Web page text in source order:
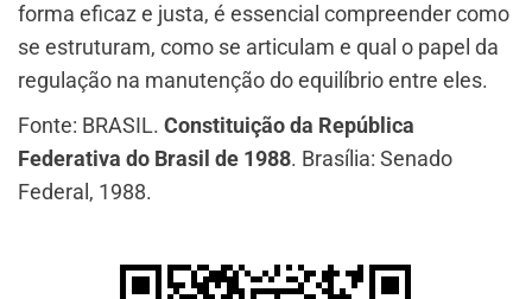
forma eficaz e justa, é essencial compreender como
se estruturam, como se articulam e qual o papel da
regulação na manutenção do equilíbrio entre eles.
Fonte: BRASIL. Constituição da República
Federativa do Brasil de 1988. Brasília: Senado
Federal, 1988.